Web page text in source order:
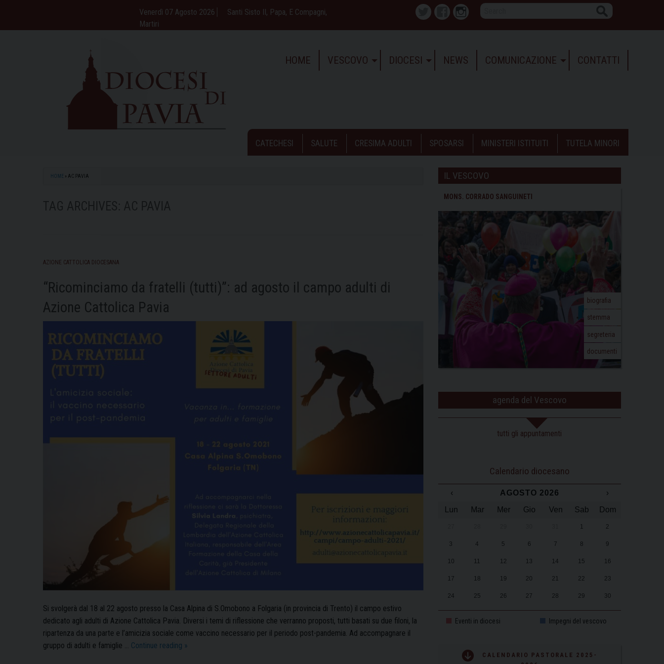
content
Venerdì 07 Agosto 2026
Santi Sisto II, Papa, E Compagni,
Martiri
Twitter FacebookInstagram
HOME VESCOVO DIOCESI NEWS COMUNICAZIONE CONTATTI
CATECHESI SALUTE CRESIMA ADULTI SPOSARSI MINISTERI ISTITUITI TUTELA MINORI
HOME » AC PAVIA
AZIONE CATTOLICA DIOCESANA
“Ricominciamo da fratelli (tutti)”: ad agosto il campo adulti di
Azione Cattolica Pavia
Si svolgerà dal 18 al 22 agosto presso la Casa Alpina di S.Omobono a Folgaria (in provincia di Trento) il campo estivo
dedicato agli adulti di Azione Cattolica Pavia. Diversi i temi di riflessione che verranno proposti, tutti basati su due filoni, la
ripartenza da una parte e l’amicizia sociale come vaccino necessario per il periodo post-pandemia. Ad accompagnare il
gruppo di adulti e famiglie … Continue reading “Ricominciamo
»
IL VESCOVO
MONS. CORRADO SANGUINETI
biografia
stemma
segreteria
documenti
agenda del Vescovo
tutti gli appuntamenti
Calendario diocesano
‹ AGOSTO 2026
›
Lun
Mar Mer Gio Ven Sab Dom
1 2
3 4 5 6 7 8 9
10 11 12 13 14 15 16
17 18 19 20 21 22 23
24 25 26 27 28 29 30
Eventi in diocesi Impegni del vescovo
CALENDARIO PASTORALE 2025-